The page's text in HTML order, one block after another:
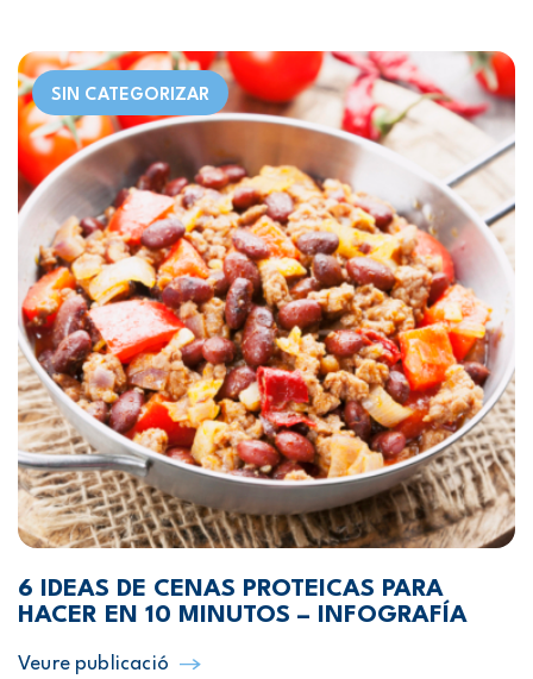
SIN CATEGORIZAR
6 IDEAS DE CENAS PROTEICAS PARA
HACER EN 10 MINUTOS – INFOGRAFÍA
Veure publicació